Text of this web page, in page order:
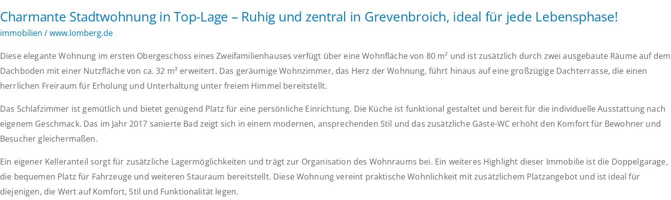
Balkon
in
Eil
–
Wohnkomfort
für
Ihr
neues
Charmante Stadtwohnung in Top-Lage – Ruhig und zentral in Grevenbroich, ideal für jede Lebensphase!
immobilien /www.lomberg.de
Diese elegante Wohnung im ersten Obergeschoss eines Zweifamilienhauses verfügt über eine Wohnfläche von 80 m² und ist zusätzlich durch zwei ausgebaute Räume auf dem
Dachboden mit einer Nutzfläche von ca. 32 m² erweitert. Das geräumige Wohnzimmer, das Herz der Wohnung, führt hinaus auf eine großzügige Dachterrasse, die einen
herrlichen Freiraum für Erholung und Unterhaltung unter freiem Himmel bereitstellt.
Das Schlafzimmer ist gemütlich und bietet genügend Platz für eine persönliche Einrichtung. Die Küche ist funktional gestaltet und bereit für die individuelle Ausstattung nach
eigenem Geschmack. Das im Jahr 2017 sanierte Bad zeigt sich in einem modernen, ansprechenden Stil und das zusätzliche Gäste-WC erhöht den Komfort für Bewohner und
Besucher gleichermaßen.
Ein eigener Kelleranteil sorgt für zusätzliche Lagermöglichkeiten und trägt zur Organisation des Wohnraums bei. Ein weiteres Highlight dieser Immobilie ist die Doppelgarage,
die bequemen Platz für Fahrzeuge und weiteren Stauraum bereitstellt. Diese Wohnung vereint praktische Wohnlichkeit mit zusätzlichem Platzangebot und ist ideal für
diejenigen, die Wert auf Komfort, Stil und Funktionalität legen.